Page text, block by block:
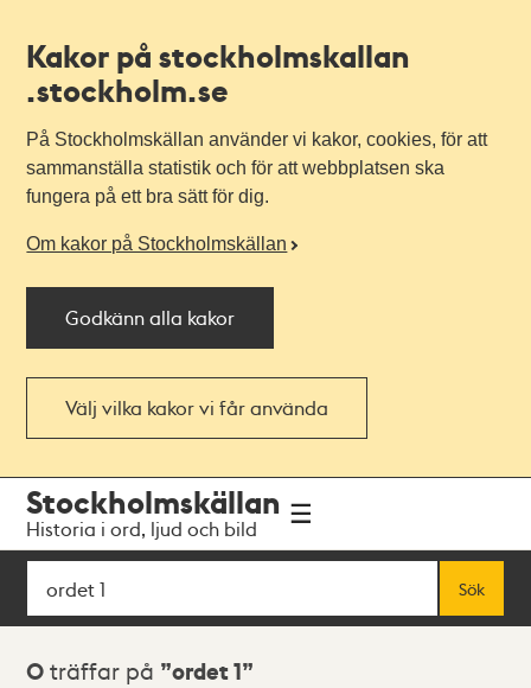
Kakor på stockholmskallan
.stockholm.se
På Stockholmskällan använder vi kakor, cookies, för att
sammanställa statistik och för att webbplatsen ska
fungera på ett bra sätt för dig.
Om kakor på Stockholmskällan
Godkänn alla kakor
Välj vilka kakor vi får använda
navigationen
huvudinnehållet
Stockholmskällan
Historia i ord, ljud och bild
Sök
Sök
Sökresultat
0 träffar på ordet 1